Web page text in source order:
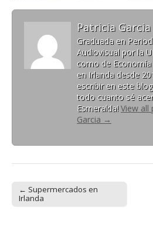
Patricia Garcia
Graduada en
Audiovisual por la
como de
en Irlanda desde
escribir en este
todo cuanto sé
Esmeralda! View all
Garcia →
Post navigation
← Supermercados en
Irlanda